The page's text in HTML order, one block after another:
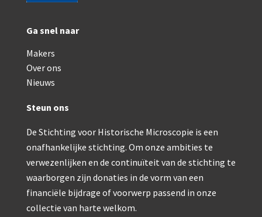
Ongesigneerd, Engels (1860-1880)
Nachet, ‘plus simple’ (1862-1880)
Beck & Beck, ‘popular microscope’ (1867)
Bianchi, trommelmicroscoop (1869-1873)
Crouch (1870-1890)
Hartnack / Prazmowski (1870-1880)
Baker, prepareermicroscoop (1870-1890)
Ga snel naar
Makers
Over ons
Nieuws
Steun ons
De Stichting voor Historische Microscopie is een
onafhankelijke stichting. Om onze ambities te
verwezenlijken en de continuïteit van de stichting te
waarborgen zijn donaties in de vorm van een
financiële bijdrage of voorwerp passend in onze
collectie van harte welkom.